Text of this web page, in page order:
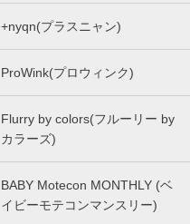
+nyqn(プラスニャン)
ProWink(プロウィンク)
Flurry by colors(フルーリー by
カラーズ)
BABY Motecon MONTHLY (ベ
イビーモテコンマンスリー)